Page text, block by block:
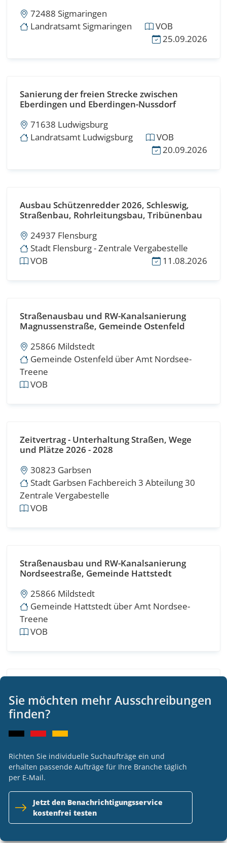
72488 Sigmaringen
Landratsamt Sigmaringen
VOB
25.09.2026
Sanierung der freien Strecke zwischen
Eberdingen und Eberdingen-Nussdorf
71638 Ludwigsburg
Landratsamt Ludwigsburg
VOB
20.09.2026
Ausbau Schützenredder 2026, Schleswig,
Straßenbau, Rohrleitungsbau, Tribünenbau
24937 Flensburg
Stadt Flensburg - Zentrale Vergabestelle
VOB
11.08.2026
Straßenausbau und RW-Kanalsanierung
Magnussenstraße, Gemeinde Ostenfeld
25866 Mildstedt
Gemeinde Ostenfeld über Amt Nordsee-
Treene
VOB
Zeitvertrag - Unterhaltung Straßen, Wege
und Plätze 2026 - 2028
30823 Garbsen
Stadt Garbsen Fachbereich 3 Abteilung 30
Zentrale Vergabestelle
VOB
Straßenausbau und RW-Kanalsanierung
Nordseestraße, Gemeinde Hattstedt
25866 Mildstedt
Gemeinde Hattstedt über Amt Nordsee-
Treene
VOB
Simonsberg - Betonspurwegebau
25866 Mildstedt
Gemeinde Simonsberg über Amt Nordsee-
VOB
26-0245 Haltestellenprogramm 2026 -
Umbau Haltestelle Congress Park, Heinrich-
Sie möchten mehr Ausschreibungen
finden?
Richten Sie individuelle Suchaufträge ein und
erhalten passende Aufträge für Ihre Branche täglich
per E-Mail.
Jetzt den Benachrichtigungsservice
kostenfrei testen